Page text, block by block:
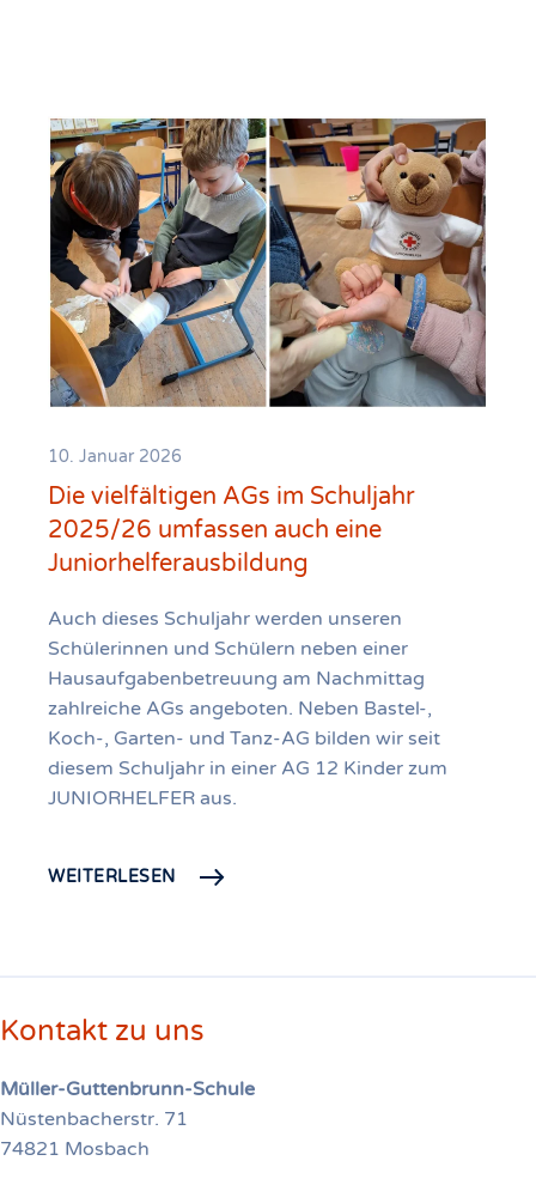
10. Januar 2026
Die vielfältigen AGs im Schuljahr
2025/26 umfassen auch eine
Juniorhelferausbildung
Auch dieses Schuljahr werden unseren
Schülerinnen und Schülern neben einer
Hausaufgabenbetreuung am Nachmittag
zahlreiche AGs angeboten. Neben Bastel-,
Koch-, Garten- und Tanz-AG bilden wir seit
diesem Schuljahr in einer AG 12 Kinder zum
JUNIORHELFER aus.
WEITERLESEN
Kontakt zu uns
Müller-Guttenbrunn-Schule
Nüstenbacherstr. 71
74821 Mosbach